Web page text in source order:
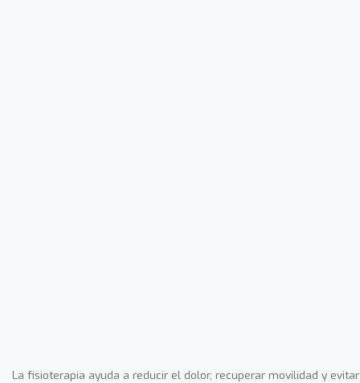
La fisioterapia ayuda a reducir el dolor, recuperar movilidad y evitar